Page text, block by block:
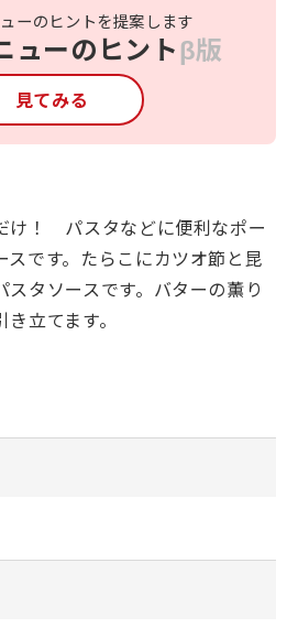
ーのヒントを提案します
ューのヒントβ版
見てみる
け！ パスタなどに便利なポー
スです。たらこにカツオ節と昆
タソースです。バターの薫り
立てます。